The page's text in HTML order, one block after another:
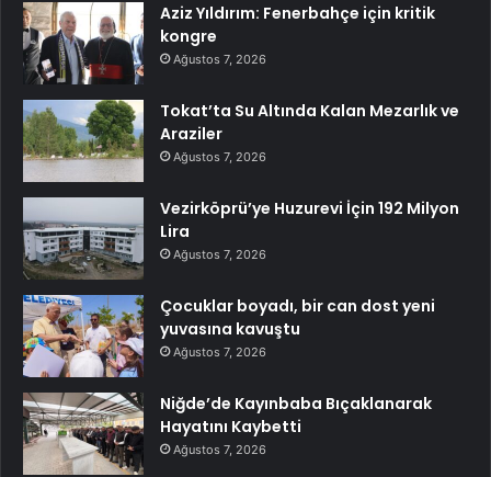
Aziz Yıldırım: Fenerbahçe için kritik
kongre
Ağustos 7, 2026
Tokat’ta Su Altında Kalan Mezarlık ve
Araziler
Ağustos 7, 2026
Vezirköprü’ye Huzurevi İçin 192 Milyon
Lira
Ağustos 7, 2026
Çocuklar boyadı, bir can dost yeni
yuvasına kavuştu
Ağustos 7, 2026
Niğde’de Kayınbaba Bıçaklanarak
Hayatını Kaybetti
Ağustos 7, 2026